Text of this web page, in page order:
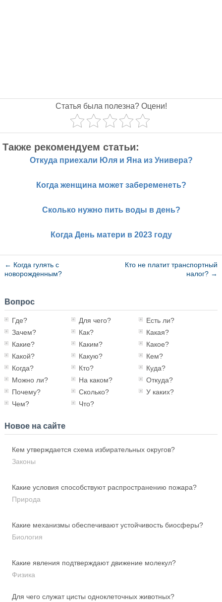
Статья была полезна? Оцени!
Также рекомендуем статьи:
Откуда приехали Юля и Яна из Универа?
Когда женщина может забеременеть?
Сколько нужно пить воды в день?
Когда День матери в 2023 году
← Когда гулять с
новорожденным?
Кто не платит транспортный
налог? →
Вопрос
Где? Для чего?
Есть ли?
Зачем?
Как?
Какая?
Какие?
Каким?
Какое?
Какой?
Какую?
Кем?
Когда?
Кто?
Куда?
Можно ли?
На каком?
Откуда?
Почему?
Сколько?
У каких?
Чем?
Что?
Новое на сайте
Кем утверждается схема избирательных округов?
Законы
Какие условия способствуют распространению пожара?
Природа
Какие механизмы обеспечивают устойчивость биосферы?
Биология
Какие явления подтверждают движение молекул?
Физика
Для чего служат цисты одноклеточных животных?